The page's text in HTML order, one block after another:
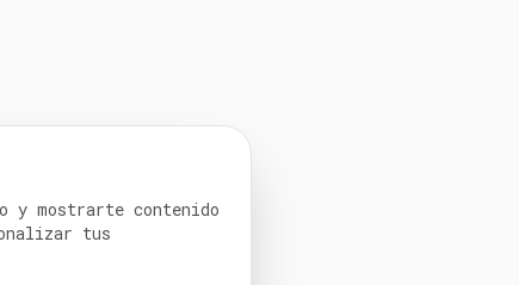
mostrarte contenido
tus